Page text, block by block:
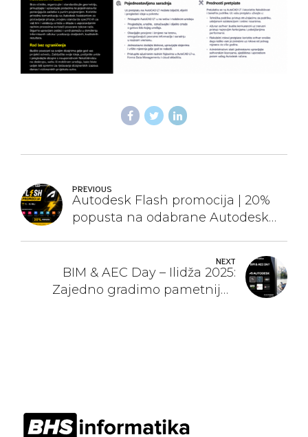
PREVIOUS
Autodesk Flash promocija | 20%
popusta na odabrane Autodesk
NEXT
BIM & AEC Day – Ilidža 2025:
Zajedno gradimo pametniju i